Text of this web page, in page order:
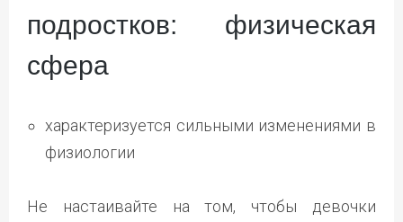
подростков: физическая
сфера
характеризуется сильными изменениями в
физиологии
Не настаивайте на том, чтобы девочки